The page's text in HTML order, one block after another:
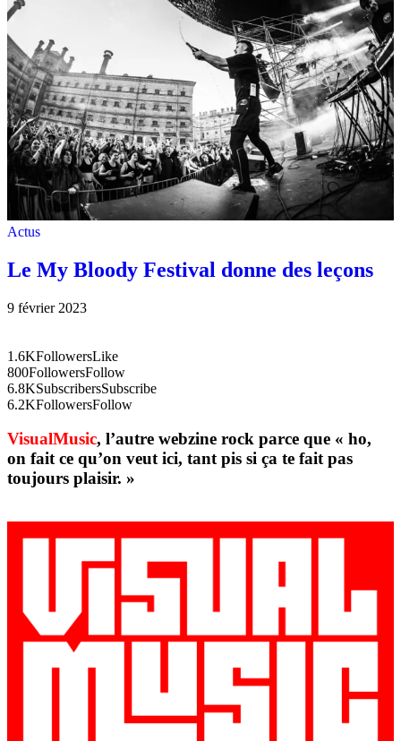
Actus
Le My Bloody Festival donne des leçons
9 février 2023
1.6KFollowersLike
800FollowersFollow
6.8KSubscribersSubscribe
6.2KFollowersFollow
VisualMusic, l’autre webzine rock parce que « ho,
on fait ce qu’on veut ici, tant pis si ça te fait pas
toujours plaisir. »